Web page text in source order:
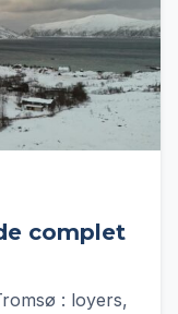
complet
: loyers,